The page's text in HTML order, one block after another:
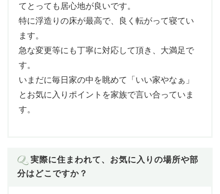
てとっても居心地が良いです。
特に浮造りの床が最高で、良く転がって寝てい
ます。
急な変更等にも丁寧に対応して頂き、大満足で
す。
いまだに毎日家の中を眺めて「いい家やなぁ」
とお気に入りポイントを家族で言い合っていま
す。
Q. 実際に住まわれて、お気に入りの場所や部
分はどこですか？